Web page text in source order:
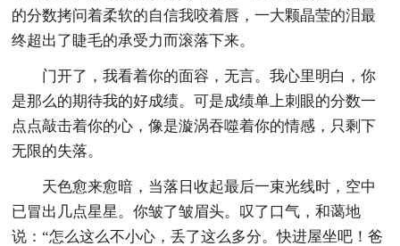
的分数拷问着柔软的自信我咬着唇，一大颗晶莹的泪最
终超出了睫毛的承受力而滚落下来。
门开了，我看着你的面容，无言。我心里明白，你
是那么的期待我的好成绩。可是成绩单上刺眼的分数一
点点敲击着你的心，像是漩涡吞噬着你的情感，只剩下
无限的失落。
天色愈来愈暗，当落日收起最后一束光线时，空中
已冒出几点星星。你皱了皱眉头。叹了口气，和蔼地
说：“怎么这么不小心，丢了这么多分。快进屋坐吧！爸